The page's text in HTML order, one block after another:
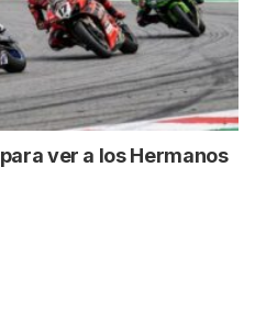
ver a los Hermanos